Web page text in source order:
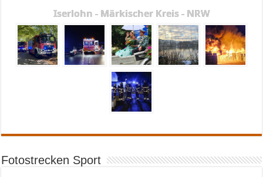
Iserlohn - Märkischer Kreis - NRW
Fotostrecken Sport